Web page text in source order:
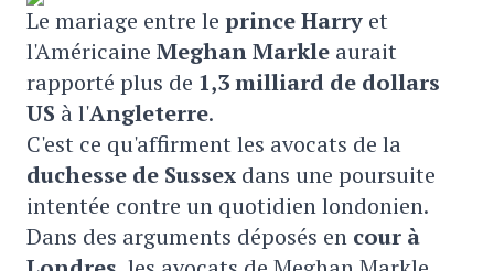
Le mariage entre le prince Harry et
l'Américaine Meghan Markle aurait
rapporté plus de 1,3milliard de dollars
US à l'Angleterre.
C'est ce qu'affirment les avocats de la
duchesse de Sussex dans une poursuite
intentée contre un quotidien londonien.
Dans des arguments déposés en cour à